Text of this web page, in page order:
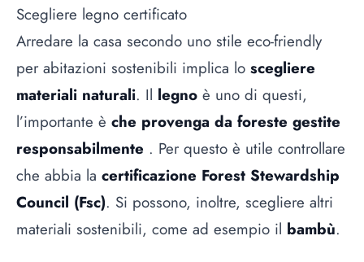
Scegliere legno certificato
Arredare la casa secondo uno stile eco-friendly
per abitazioni sostenibili implica lo scegliere
materiali naturali. Il legno è uno di questi,
l’importante è che provenga da foreste gestite
responsabilmente . Per questo è utile controllare
che abbia la certificazione Forest Stewardship
Council (Fsc). Si possono, inoltre, scegliere altri
materiali sostenibili, come ad esempio il bambù.